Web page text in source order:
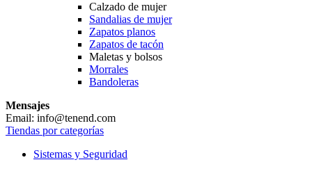
Calzado de mujer
Sandalias de mujer
Zapatos planos
Zapatos de tacón
Maletas y bolsos
Morrales
Bandoleras
Mensajes
Email: info@tenend.com
Tiendas por categorías
Sistemas y Seguridad